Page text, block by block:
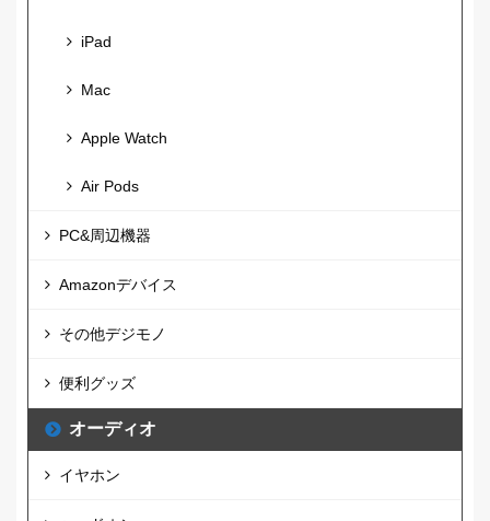
iPad
Mac
Apple Watch
Air Pods
PC&周辺機器
Amazonデバイス
その他デジモノ
便利グッズ
オーディオ
イヤホン